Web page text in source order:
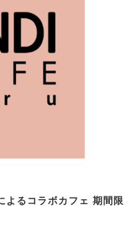
るコラボカフェ 期間限